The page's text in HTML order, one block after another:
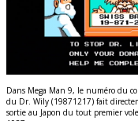
Dans Mega Man 9, le numéro du
du Dr. Wily (19871217) fait
sortie au Japon du tout premier